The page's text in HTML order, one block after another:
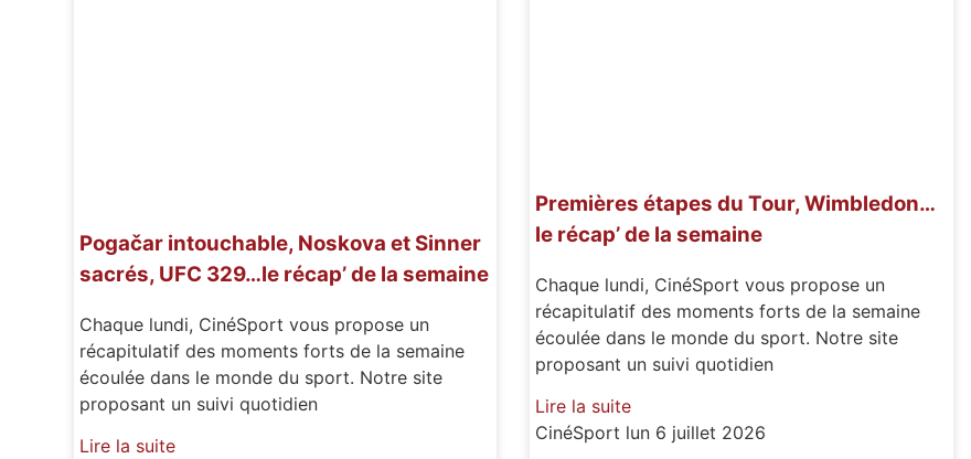
Pogačar intouchable, Noskova et Sinner
sacrés, UFC 329…le récap’ de la semaine
Chaque lundi, CinéSport vous propose un
récapitulatif des moments forts de la semaine
écoulée dans le monde du sport. Notre site
proposant un suivi quotidien
Lire la suite
Premières étapes du Tour, Wimbledon…
le récap’ de la semaine
Chaque lundi, CinéSport vous propose un
récapitulatif des moments forts de la semaine
écoulée dans le monde du sport. Notre site
proposant un suivi quotidien
Lire la suite
CinéSport lun 6 juillet 2026